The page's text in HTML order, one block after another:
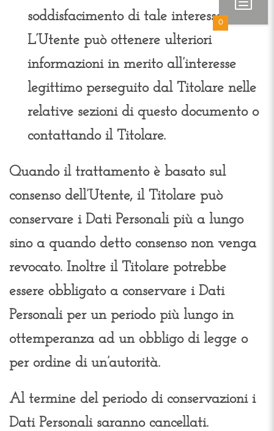
soddisfacimento di tale interesse.
L’Utente può ottenere ulteriori
informazioni in merito all’interesse
legittimo perseguito dal Titolare nelle
relative sezioni di questo documento o
contattando il Titolare.
Quando il trattamento è basato sul
consenso dell’Utente, il Titolare può
conservare i Dati Personali più a lungo
sino a quando detto consenso non venga
revocato. Inoltre il Titolare potrebbe
essere obbligato a conservare i Dati
Personali per un periodo più lungo in
ottemperanza ad un obbligo di legge o
per ordine di un’autorità.
Al termine del periodo di conservazioni i
Dati Personali saranno cancellati.
0